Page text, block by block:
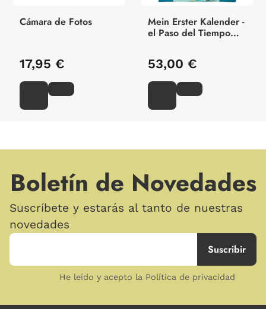
Cámara de Fotos
17,95 €
Mein Erster Kalender -
el Paso del Tiempo
53,00 €
Boletín de Novedades
Suscríbete y estarás al tanto de nuestras
novedades
He leído y acepto la Política de privacidad